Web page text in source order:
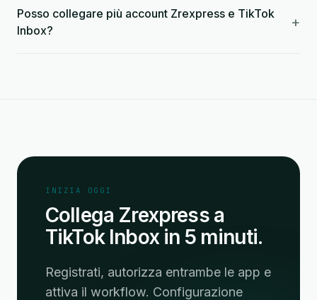
Posso collegare più account Zrexpress e TikTok
Inbox?
+
INIZIA OGGI
Collega Zrexpress a
TikTok Inbox in 5 minuti.
Registrati, autorizza entrambe le app e
attiva il workflow. Configurazione